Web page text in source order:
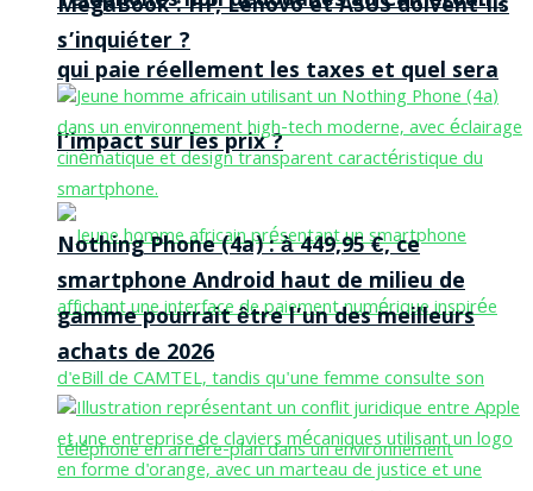
qui paie réellement les taxes et quel sera
l’impact sur les prix ?
MegaBook : HP, Lenovo et ASUS doivent-ils
s’inquiéter ?
Nothing Phone (4a) : à 449,95 €, ce
smartphone Android haut de milieu de
gamme pourrait être l’un des meilleurs
achats de 2026